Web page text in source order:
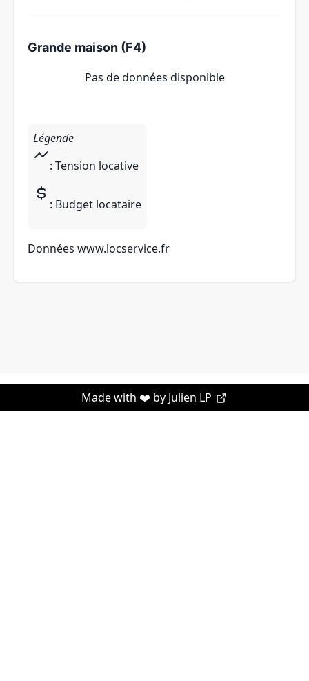
Grande maison (F4)
Pas de données disponible
Légende
: Tension locative
: Budget locataire
Données www.locservice.fr
Made with ❤️ by Julien LP